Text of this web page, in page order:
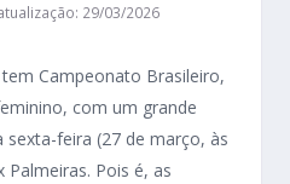
29/03/2026
Campeonato Brasileiro,
com um grande
feira (27 de março, às
Palmeiras. Pois é, as